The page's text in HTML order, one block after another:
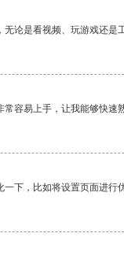
论是看视频、玩游戏还是
容易上手，让我能够快速
下，比如将设置页面进行优